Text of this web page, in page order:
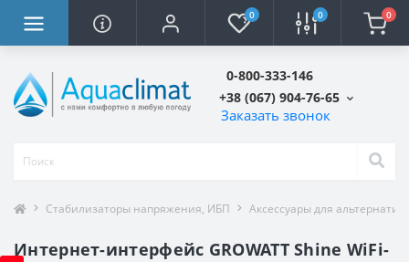
0 0 0
0-800-333-146
+38 (067) 904-76-65
Заказать звонок
Стабилизаторы напряжения, ИБП Аксессуары для
Интернет-интерфейс GROWATT Shine WiFi-